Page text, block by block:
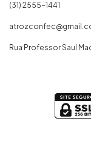
(31) 2555-1441
Rua Professor Saul